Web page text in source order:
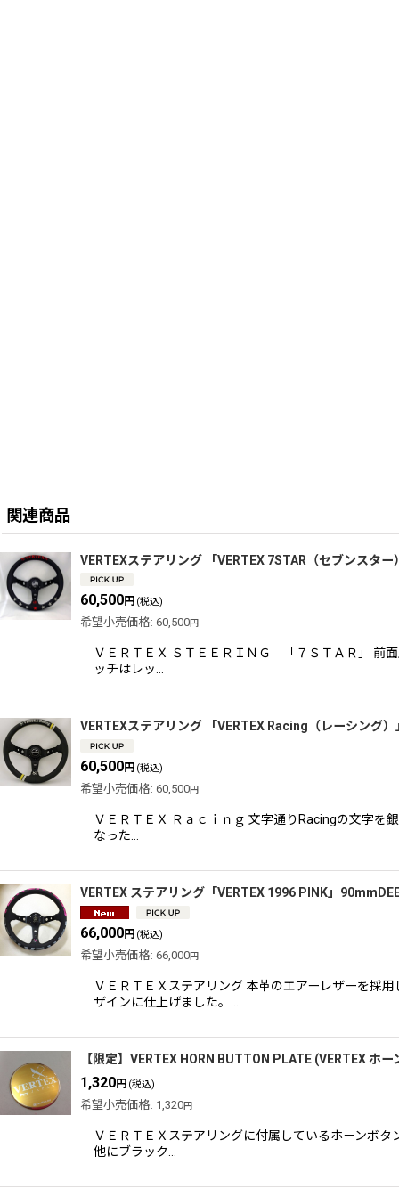
関連商品
VERTEXステアリング 「VERTEX 7STAR（セブンスタ
60,500円 (税込)
希望小売価格: 60,500円
ＶＥＲＴＥＸ ＳＴＥＥＲＩＮＧ 「７ＳＴＡＲ」 前
ッチはレッ…
VERTEXステアリング 「VERTEX Racing（レーシング
60,500円 (税込)
希望小売価格: 60,500円
ＶＥＲＴＥＸ Ｒａｃｉｎｇ 文字通りRacingの文字を
なった…
VERTEX ステアリング「VERTEX 1996 PINK」
66,000円 (税込)
希望小売価格: 66,000円
ＶＥＲＴＥＸステアリング 本革のエアーレザーを採
ザインに仕上げました。…
【限定】VERTEX HORN BUTTON PLATE (VERTEX ホ
1,320円 (税込)
希望小売価格: 1,320円
ＶＥＲＴＥＸステアリングに付属しているホーンボ
他にブラック…